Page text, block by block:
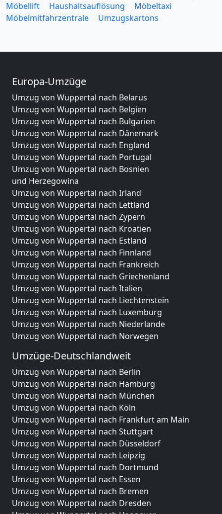
Möbellift
Haushaltsauflösung
Möbeltaxi
Möbelmitfahrzentrale
Umzugskartons
Europa-Umzüge
Umzug von Wuppertal nach Belarus
Umzug von Wuppertal nach Belgien
Umzug von Wuppertal nach Bulgarien
Umzug von Wuppertal nach Dänemark
Umzug von Wuppertal nach England
Umzug von Wuppertal nach Portugal
Umzug von Wuppertal nach Bosnien
und Herzegowina
Umzug von Wuppertal nach Irland
Umzug von Wuppertal nach Lettland
Umzug von Wuppertal nach Zypern
Umzug von Wuppertal nach Kroatien
Umzug von Wuppertal nach Estland
Umzug von Wuppertal nach Finnland
Umzug von Wuppertal nach Frankreich
Umzug von Wuppertal nach Griechenland
Umzug von Wuppertal nach Italien
Umzug von Wuppertal nach Liechtenstein
Umzug von Wuppertal nach Luxemburg
Umzug von Wuppertal nach Niederlande
Umzug von Wuppertal nach Norwegen
Umzüge-Deutschlandweit
Umzug von Wuppertal nach Berlin
Umzug von Wuppertal nach Hamburg
Umzug von Wuppertal nach München
Umzug von Wuppertal nach Köln
Umzug von Wuppertal nach Frankfurt am Main
Umzug von Wuppertal nach Stuttgart
Umzug von Wuppertal nach Düsseldorf
Umzug von Wuppertal nach Leipzig
Umzug von Wuppertal nach Dortmund
Umzug von Wuppertal nach Essen
Umzug von Wuppertal nach Bremen
Umzug von Wuppertal nach Dresden